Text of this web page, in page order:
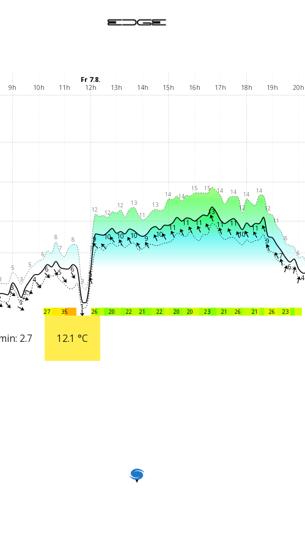
Fr 7.8.
9h 10h 11h 12h 13h 14h 15h 16h 17h 18h 19h 20h
5
3
5
6
8
7
8
3
7
12 12
12
13
11
13
14 14
15 15 14
14
12
14 14
12
11
8
6
3
1
3
4
6 5 6
1
5
9 10 10 10 9 10
11
11 11
13
11
11
10
11
9
7
6
4
27 35 26 20 22 21 22 20 20 23 21 26 21 26 23
2.7 12.1 °C